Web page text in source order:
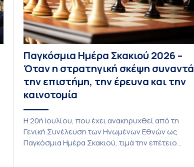
Παγκόσμια Ημέρα Σκακιού 2026 –
Όταν η στρατηγική σκέψη συναντά
την επιστήμη, την έρευνα και την
καινοτομία
Η 20ή Ιουλίου, που έχει ανακηρυχθεί από τη
Γενική Συνέλευση των Ηνωμένων Εθνών ως
Παγκόσμια Ημέρα Σκακιού, τιμά την επέτειο